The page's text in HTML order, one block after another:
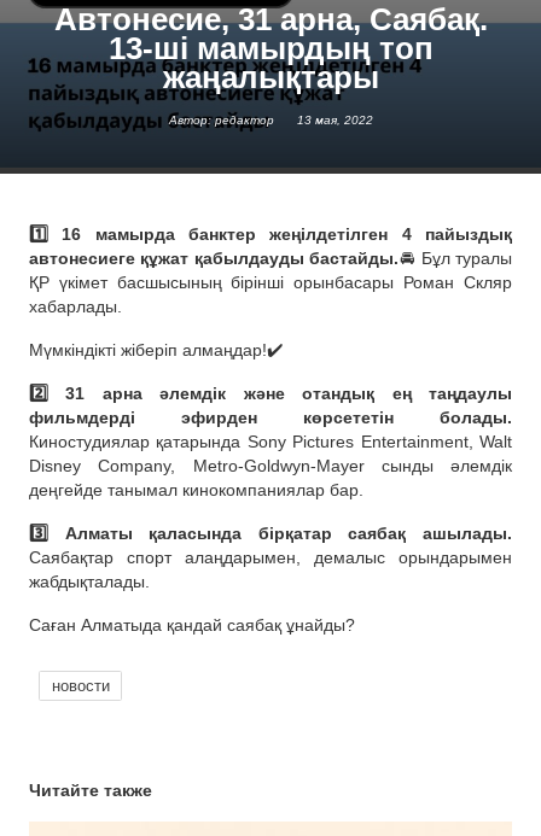
Автонесие, 31 арна, Саябақ.
13-ші мамырдың топ
жаңалықтары
Автор: редактор 13 мая, 2022
1️⃣ 16 мамырда банктер жеңілдетілген 4 пайыздық
автонесиеге құжат қабылдауды бастайды.🚘 Бұл туралы
ҚР үкімет басшысының бірінші орынбасары Роман Скляр
хабарлады.
Мүмкіндікті жіберіп алмаңдар!✔️
2️⃣ 31 арна әлемдік және отандық ең таңдаулы
фильмдерді эфирден көрсететін болады.
Киностудиялар қатарында Sony Pictures Entertainment, Walt
Disney Company, Metro-Goldwyn-Mayer сынды әлемдік
деңгейде танымал кинокомпаниялар бар.
3️⃣ Алматы қаласында бірқатар саябақ ашылады.
Саябақтар спорт алаңдарымен, демалыс орындарымен
жабдықталады.
Саған Алматыда қандай саябақ ұнайды?
новости
Читайте также